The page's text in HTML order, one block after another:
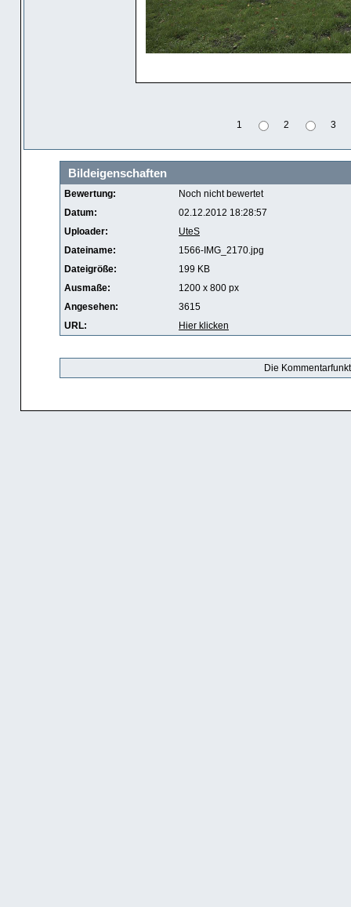
1 2 3
Bildeigenschaften
Bewertung:
Noch nicht bewertet
Datum:
02.12.2012 18:28:57
Uploader:
UteS
Dateiname:
1566-IMG_2170.jpg
Dateigröße:
199 KB
Ausmaße:
1200 x 800 px
Angesehen:
3615
URL:
Hier klicken
Die